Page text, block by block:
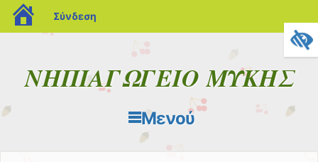
blogs.sch.gr
Σύνδεση
ΝΗΠΙΑΓΩΓΕΙΟ ΜΥΚΗΣ
Μενού